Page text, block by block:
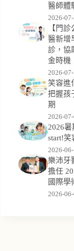
醫師體
2026-
【門
醫新增
診，協
金時機
2026-
笑容進
把握孩
期
2026-
2026暑
start!笑
2026-
樂沛牙
擔任
國際學
2026-